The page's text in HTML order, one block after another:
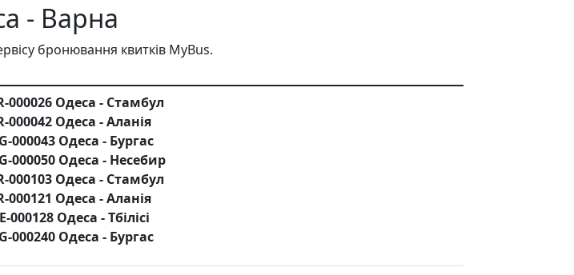
- Варна
бронювання квитків MyBus.
000026 Одеса - Стамбул
000042 Одеса - Аланія
000043 Одеса - Бургас
000050 Одеса - Несебир
000103 Одеса - Стамбул
000121 Одеса - Аланія
000128 Одеса - Тбілісі
000240 Одеса - Бургас